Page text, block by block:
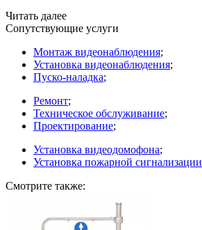
Читать далее
Сопутствующие услуги
Монтаж видеонаблюдения;
Установка видеонаблюдения;
Пуско-наладка;
Ремонт;
Техническое обслуживание;
Проектирование;
Установка видеодомофона;
Установка пожарной сигнализации
Смотрите также: